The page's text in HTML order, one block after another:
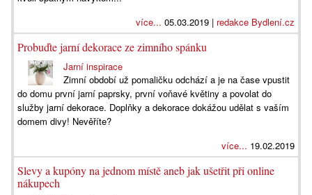
více... 05.03.2019 | redakce Bydlení.cz
Probuďte jarní dekorace ze zimního spánku
Jarní inspirace
Zimní období už pomaličku odchází a je na čase vpustit
do domu první jarní paprsky, první voňavé květiny a povolat do
služby jarní dekorace. Doplňky a dekorace dokážou udělat s vaším
domem divy! Nevěříte?
více... 19.02.2019
Slevy a kupóny na jednom místě aneb jak ušetřit při online
nákupech